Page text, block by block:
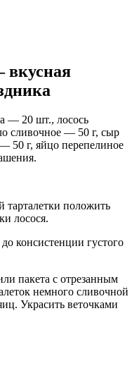
вкусная
— 20 шт., лосось
сливочное — 50 г, сыр
50 г, яйцо перепелиное
положить
лосося.
консистенции густого
пакета с отрезанным
немного сливочной
Украсить веточками